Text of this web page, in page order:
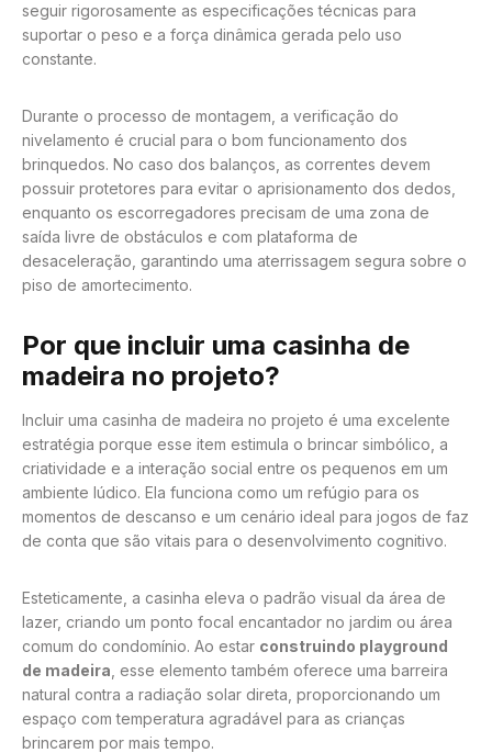
seguir rigorosamente as especificações técnicas para
suportar o peso e a força dinâmica gerada pelo uso
constante.
Durante o processo de montagem, a verificação do
nivelamento é crucial para o bom funcionamento dos
brinquedos. No caso dos balanços, as correntes devem
possuir protetores para evitar o aprisionamento dos dedos,
enquanto os escorregadores precisam de uma zona de
saída livre de obstáculos e com plataforma de
desaceleração, garantindo uma aterrissagem segura sobre o
piso de amortecimento.
Por que incluir uma casinha de
madeira no projeto?
Incluir uma casinha de madeira no projeto é uma excelente
estratégia porque esse item estimula o brincar simbólico, a
criatividade e a interação social entre os pequenos em um
ambiente lúdico. Ela funciona como um refúgio para os
momentos de descanso e um cenário ideal para jogos de faz
de conta que são vitais para o desenvolvimento cognitivo.
Esteticamente, a casinha eleva o padrão visual da área de
lazer, criando um ponto focal encantador no jardim ou área
comum do condomínio. Ao estar construindo playground
de madeira , esse elemento também oferece uma barreira
natural contra a radiação solar direta, proporcionando um
espaço com temperatura agradável para as crianças
brincarem por mais tempo.